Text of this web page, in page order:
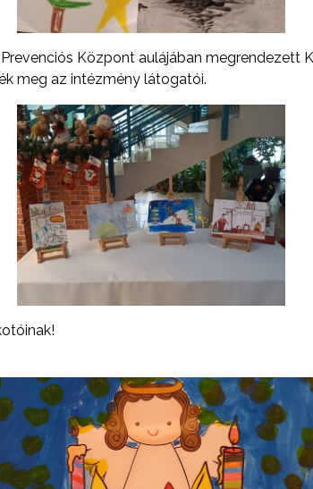
Központ aulájában megrendezett
meg az intézmény látogatói.